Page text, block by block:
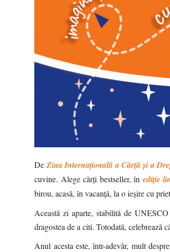
De Ziua Internațională a Cărții și a
cuvine. Alege cărți bestseller, în ediție
birou, acasă, în vacanță, la o ieșire cu
Această zi aparte, stabilită de
dragostea de a citi. Totodată, celebrează
Anul acesta este, într-adevăr, mult